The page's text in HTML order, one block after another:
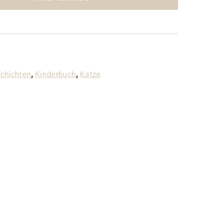
,Kinderbuch,Katze